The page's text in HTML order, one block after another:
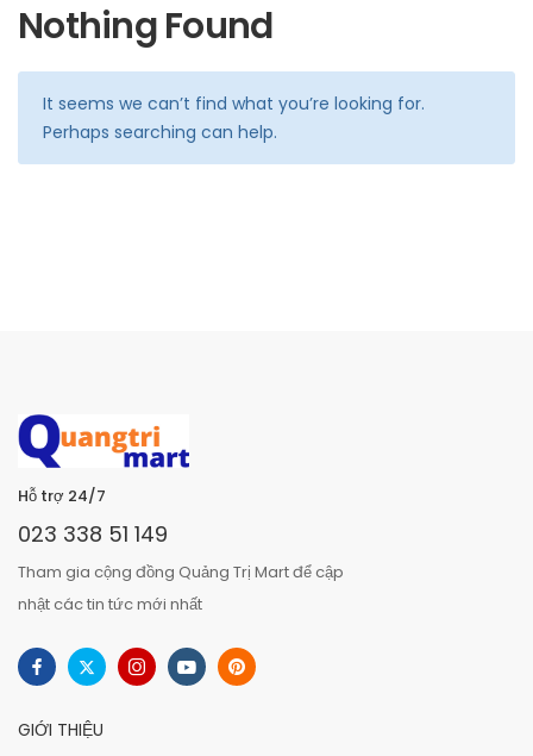
Nothing Found
It seems we can’t find what you’re looking for.
Perhaps searching can help.
Hỗ trợ 24/7
023 338 51 149
Tham gia cộng đồng Quảng Trị Mart để cập
nhật các tin tức mới nhất
GIỚI THIỆU